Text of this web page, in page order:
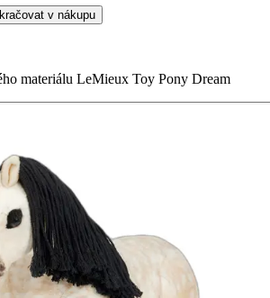
v nákupu
materiálu LeMieux Toy Pony Dream